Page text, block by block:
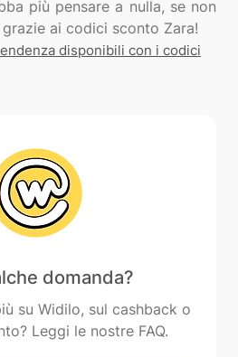
più pensare a nulla, se non
disponibili con i codici
domanda?
su Widilo, sul cashback o
Leggi le nostre FAQ.